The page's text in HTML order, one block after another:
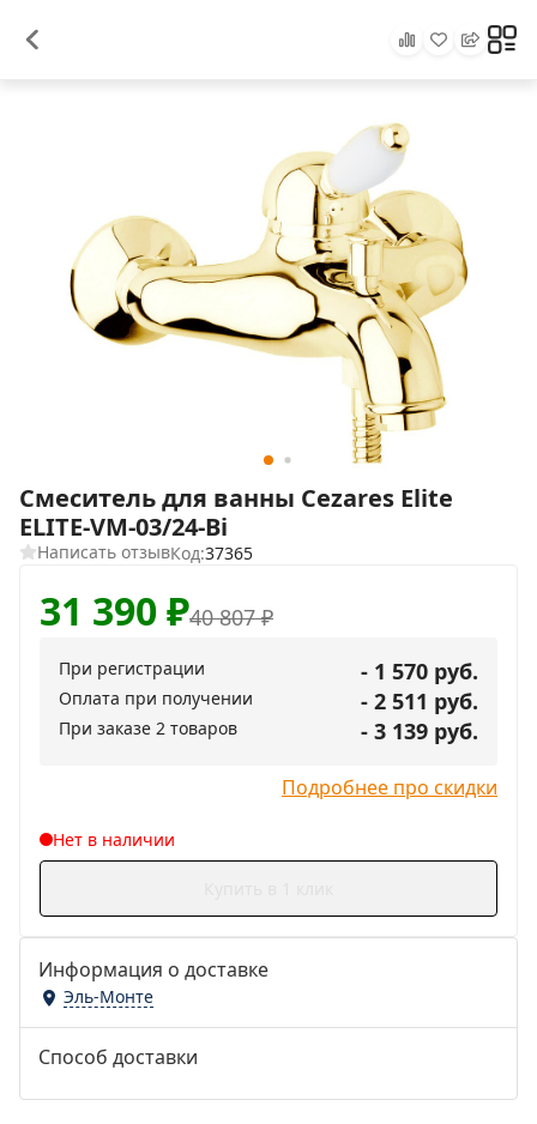
Смеситель для ванны Cezares Elite
ELITE-VM-03/24-Bi
Написать отзывКод:37365
40 807₽
31 390₽
При регистрации - 1 570 руб.
Оплата при получении - 2 511 руб.
При заказе 2 товаров - 3 139 руб.
Подробнее про скидки
Нет в наличии
Информация о доставке
Эль-Монте
Способ доставки